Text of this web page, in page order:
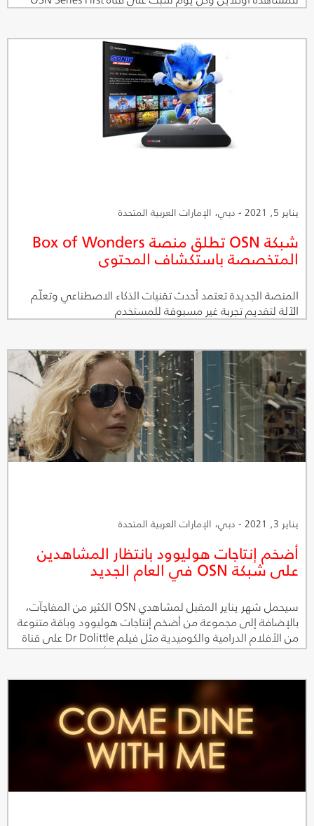
يناير 5, 2021 - دبي، الإمارات العربية المتحدة
شبكة OSN تطلق منصة Box of Wonders
المتخصصة باستكشاف المحتوى
المنصة الجديدة تعتمد أحدث تقنيات الذكاء الاصطناعي وتعلّم
الآلة لتقديم تجربة غير مسبوقة للمستخدم
يناير 3, 2021 - دبي، الإمارات العربية المتحدة
أضخم إنتاجات هوليوود بانتظار المشاهدين
على شبكة OSN في العام الجديد
سيحمل شهر يناير المقبل لمشاهدي OSN الكثير من المفاجآت،
بالإضافة إلى مجموعة من أضخم إنتاجات هوليوود وباقة متنوعة
من الأفلام الدرامية والكوميدية مثل فيلم Dr Dolittle على قناة
OSN Movies First وتطبيق OSN للمشاهدة أونلاين